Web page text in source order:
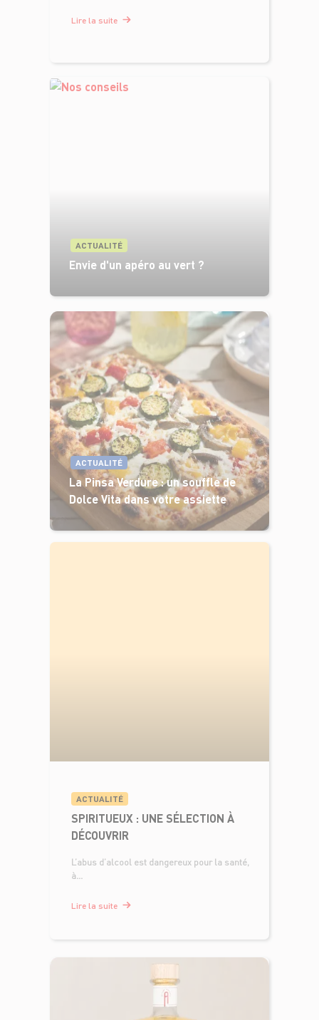
Lire la suite
ACTUALITÉ
Envie d'un apéro au vert ?
ACTUALITÉ
La Pinsa Verdure : un souffle de
Dolce Vita dans votre assiette
ACTUALITÉ
SPIRITUEUX : UNE SÉLECTION À
DÉCOUVRIR
L’abus d’alcool est dangereux pour la santé,
à...
Lire la suite